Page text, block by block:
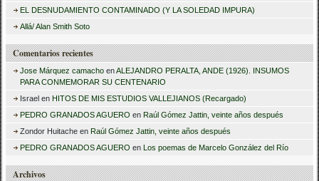
r
EL DESNUDAMIENTO CONTAMINADO (Y LA SOLEDAD IMPURA)
Allá/ Alan Smith Soto
Comentarios recientes
Jose Márquez camacho enALEJANDRO PERALTA, ANDE (1926). INSUMOS
PARA CONMEMORAR SU CENTENARIO
Israel en HITOS DE MIS ESTUDIOS VALLEJIANOS (Recargado)
PEDRO GRANADOS AGUERO en Raúl Gómez Jattin, veinte años después
Zondor Huitache en Raúl Gómez Jattin, veinte años después
PEDRO GRANADOS AGUERO en Los poemas de Marcelo González del Río
Archivos